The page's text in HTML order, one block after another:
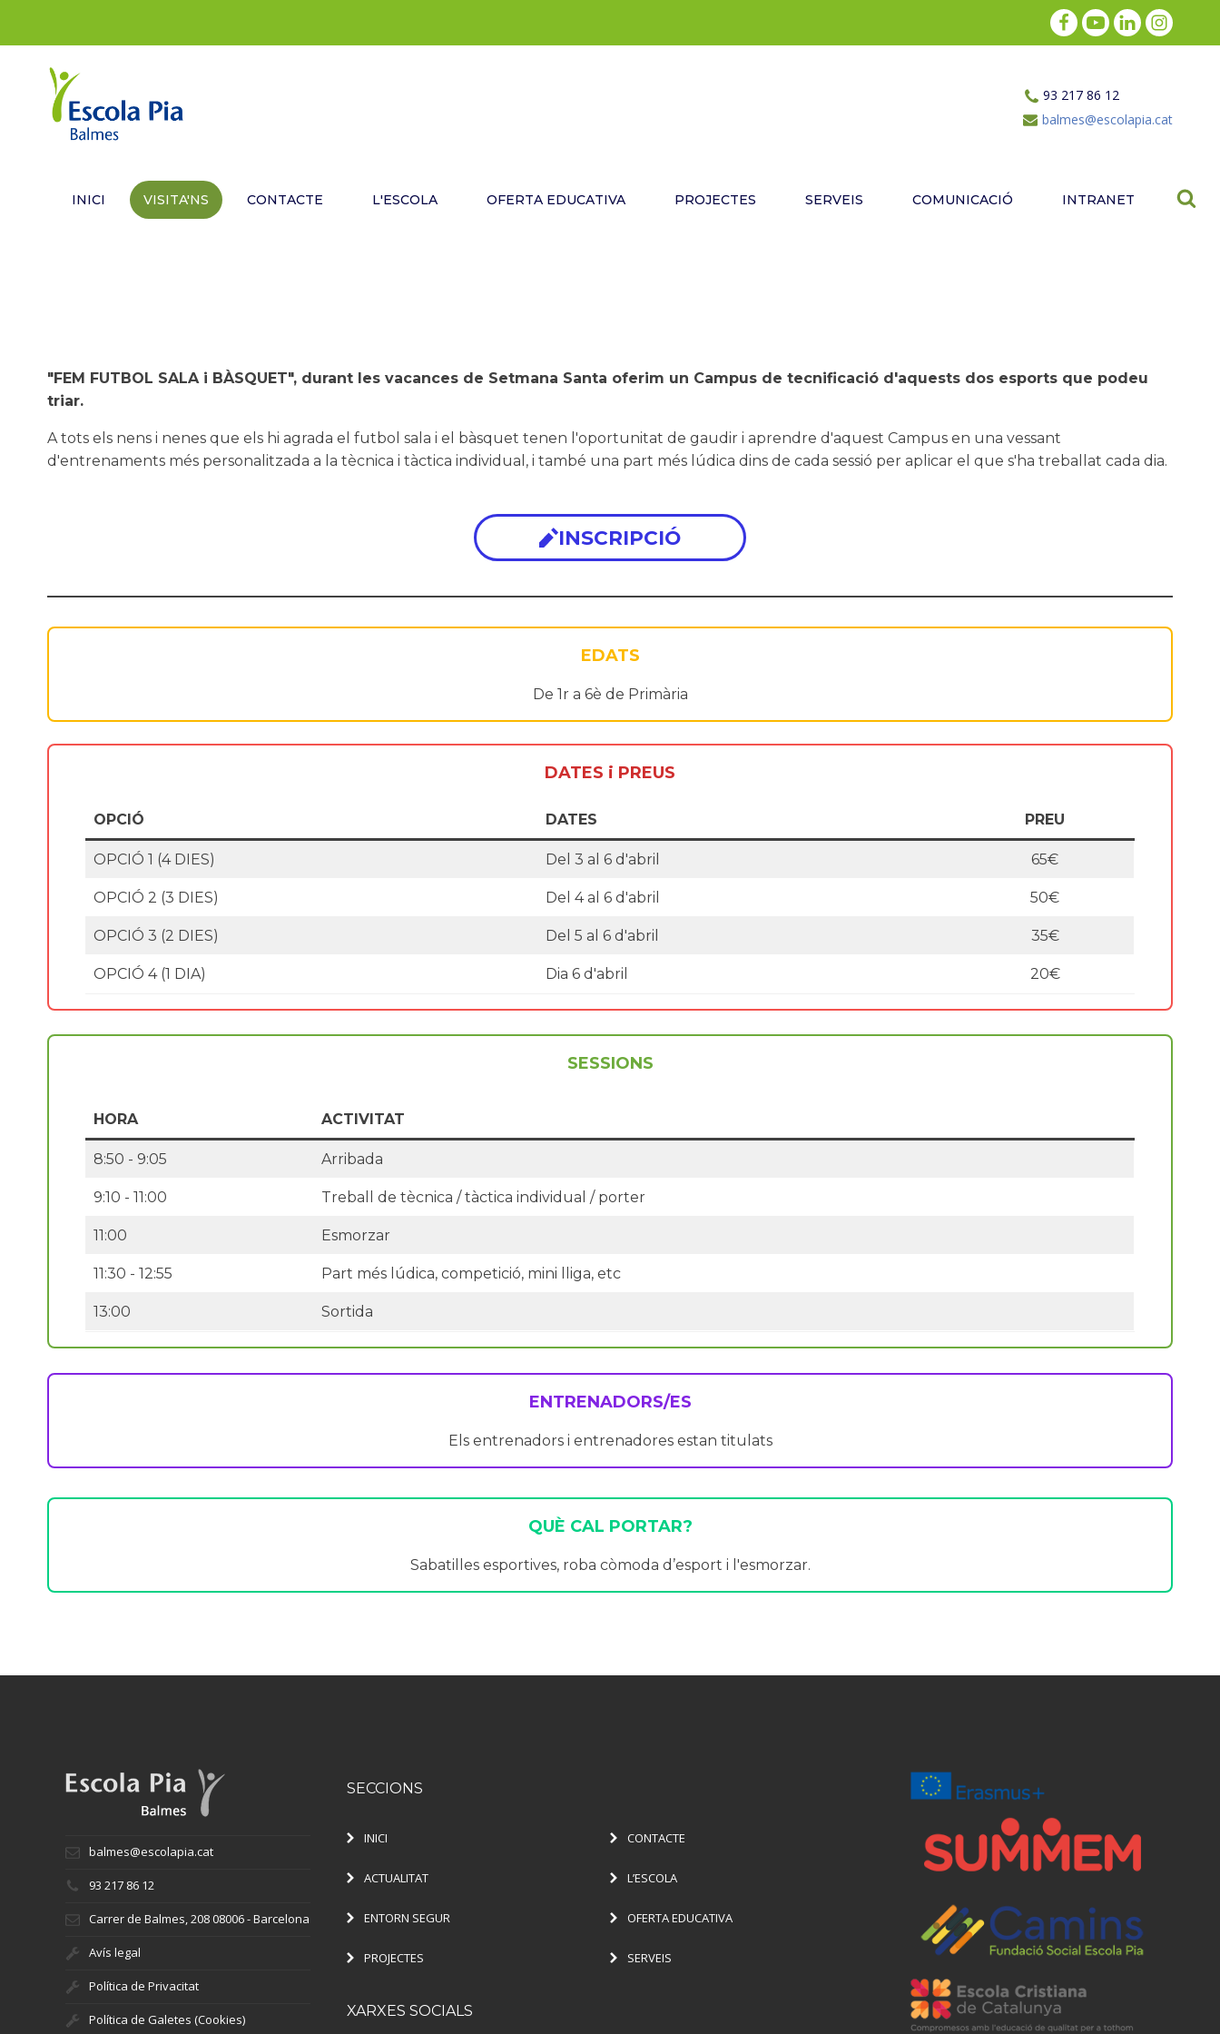
93 217 86 12
balmes@escolapia.cat
INICI VISITA'NS CONTACTE L'ESCOLA OFERTA EDUCATIVA PROJECTES SERVEIS COMUNICACIÓ INTRANET
"FEM FUTBOL SALA i BÀSQUET", durant les vacances de Setmana Santa oferim un Campus de tecnificació d'aquests dos esports que podeu
triar.
A tots els nens i nenes que els hi agrada el futbol sala i el bàsquet tenen l'oportunitat de gaudir i aprendre d'aquest Campus en una vessant
d'entrenaments més personalitzada a la tècnica i tàctica individual, i també una part més lúdica dins de cada sessió per aplicar el que s'ha treballat cada dia.
INSCRIPCIÓ
EDATS
De 1r a 6è de Primària
DATES i PREUS
OPCIÓ DATES PREU
OPCIÓ 1 (4 DIES) Del 3 al 6 d'abril 65€
OPCIÓ 2 (3 DIES) Del 4 al 6 d'abril 50€
OPCIÓ 3 (2 DIES) Del 5 al 6 d'abril 35€
OPCIÓ 4 (1 DIA) Dia 6 d'abril 20€
SESSIONS
HORA ACTIVITAT
8:50 - 9:05 Arribada
9:10 - 11:00 Treball de tècnica / tàctica individual / porter
11:00 Esmorzar
11:30 - 12:55 Part més lúdica, competició, mini lliga, etc
13:00 Sortida
ENTRENADORS/ES
Els entrenadors i entrenadores estan titulats
QUÈ CAL PORTAR?
Sabatilles esportives, roba còmoda d’esport i l'esmorzar.
balmes@escolapia.cat
93 217 86 12
Carrer de Balmes, 208 08006 - Barcelona
Avís legal
Política de Privacitat
Política de Galetes (Cookies)
SECCIONS
INICI CONTACTE
ACTUALITAT L’ESCOLA
ENTORN SEGUR OFERTA EDUCATIVA
PROJECTES SERVEIS
XARXES SOCIALS